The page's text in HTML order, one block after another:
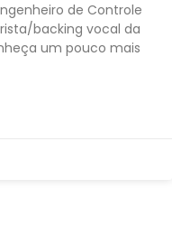
de Controle
backing vocal da
um pouco mais